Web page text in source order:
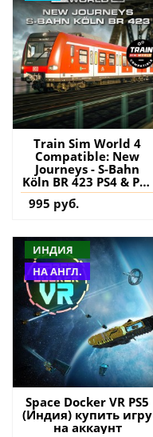
Train Sim World 4
Compatible: New
Journeys - S-Bahn
Köln BR 423 PS4 & PS5
(Турция) купить
дополнение на
995 руб.
ИНДИЯ
НА АНГЛ.
Space Docker VR PS5
(Индия) купить игру
на аккаунт